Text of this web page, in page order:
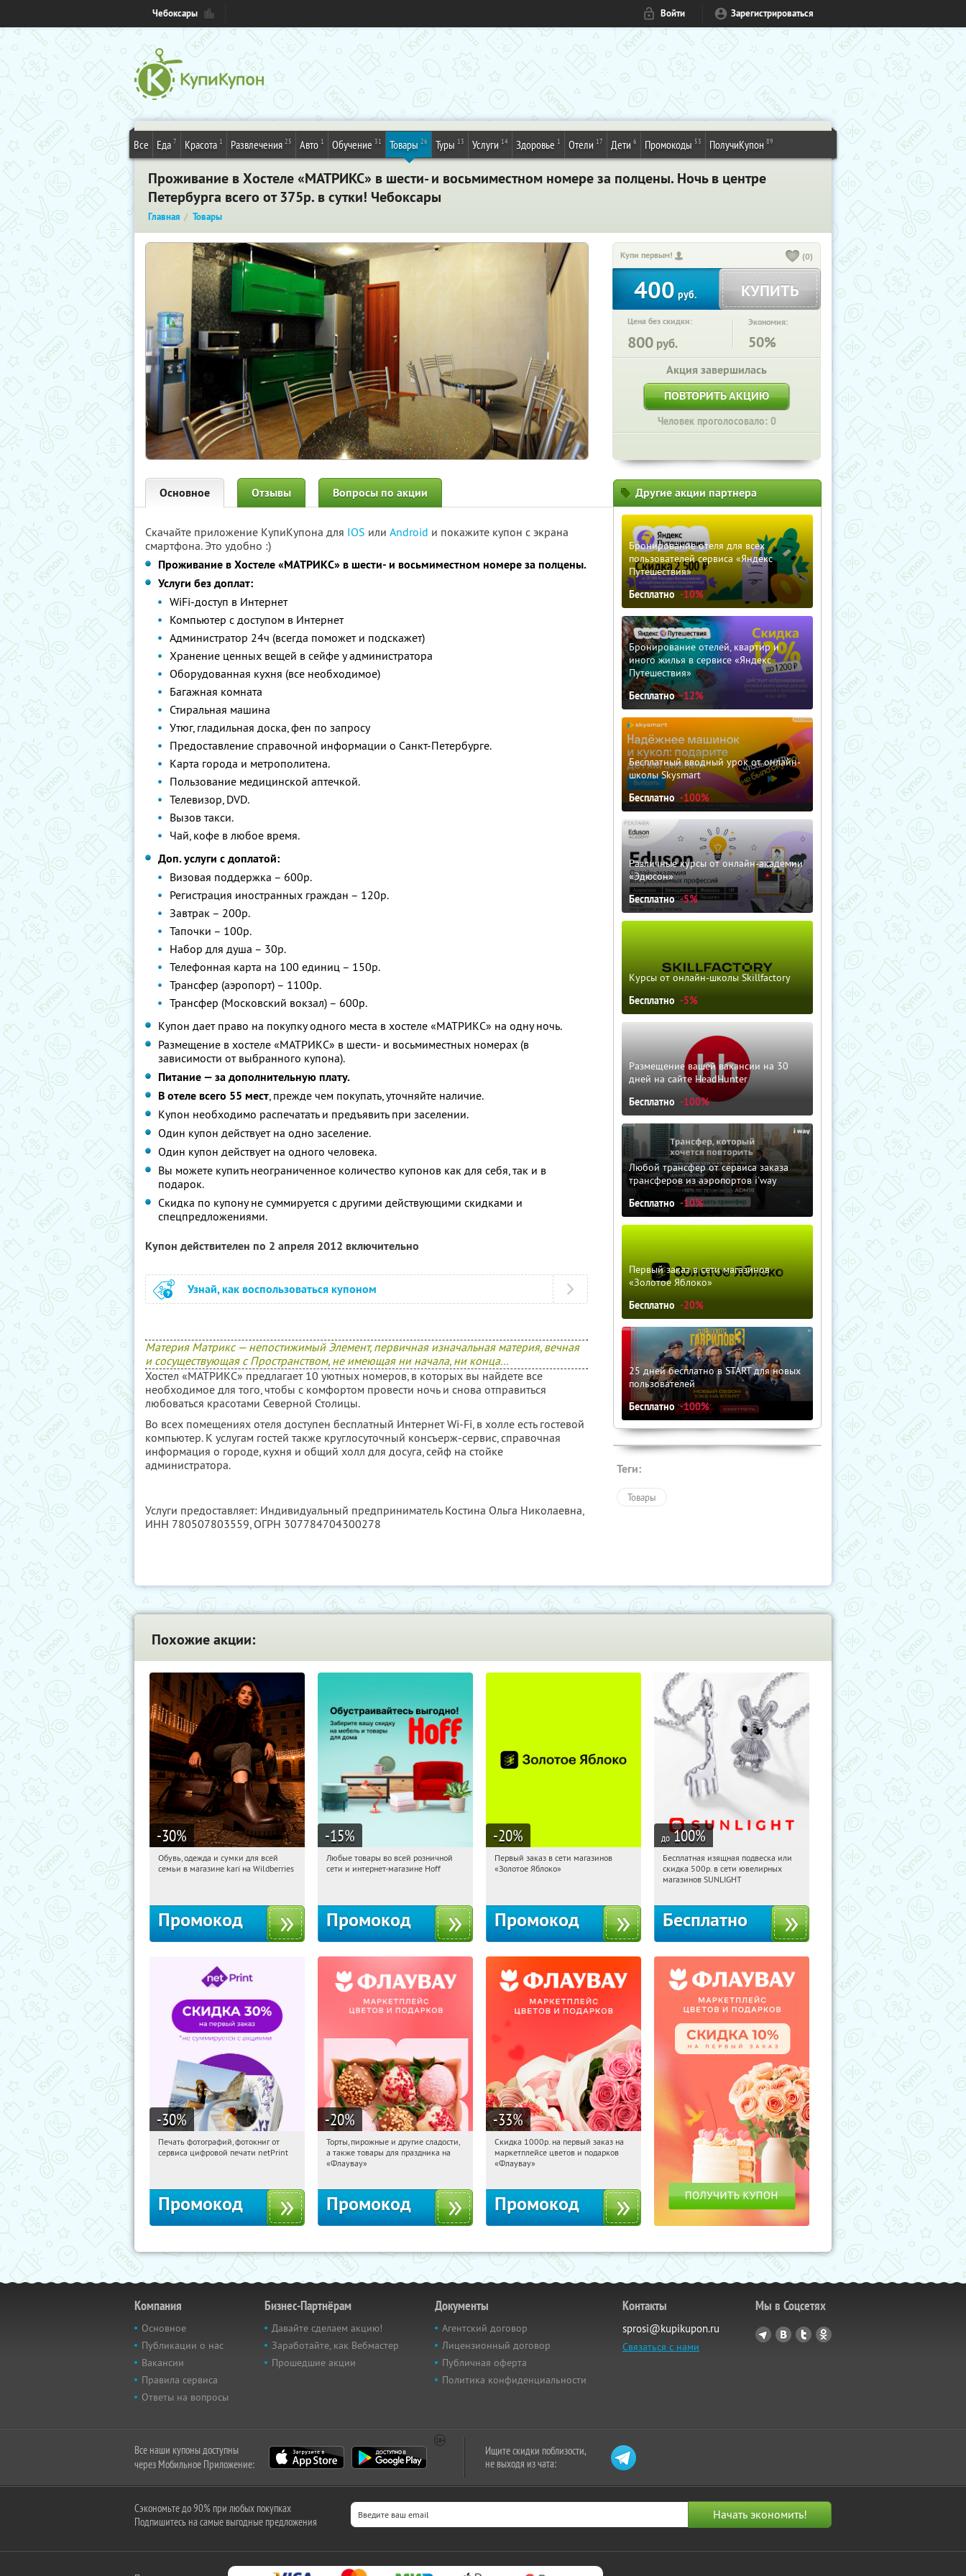
Чебоксары Войти Зарегистрироваться
Все Еда 7 Красота 1 Развлечения 25 Авто 1 Обучение 31 Товары 26 Туры 13 Услуги 14 Здоровье 1 Отели 17 Дети 6 Промокоды 53 ПолучиКупон 89
Проживание в Хостеле «МАТРИКС» в шести- и восьмиместном номере за полцены. Ночь в центре
Петербурга всего от 375р. в сутки! Чебоксары
Главная Товары
Купи первым! (0)
400 руб. КУПИТЬ
Цена без скидки:
800 руб.
Экономия:
50%
Акция завершилась
ПОВТОРИТЬ АКЦИЮ
Человек проголосовало: 0
Основное Отзывы Вопросы по акции
Скачайте приложение КупиКупона для IOS или Android и покажите купон с экрана
смартфона. Это удобно :)
Проживание в Хостеле «МАТРИКС» в шести- и восьмиместном номере за полцены.
Услуги без доплат:
WiFi-доступ в Интернет
Компьютер с доступом в Интернет
Администратор 24ч (всегда поможет и подскажет)
Хранение ценных вещей в сейфе у администратора
Оборудованная кухня (все необходимое)
Багажная комната
Стиральная машина
Утюг, гладильная доска, фен по запросу
Предоставление справочной информации о Санкт-Петербурге.
Карта города и метрополитена.
Пользование медицинской аптечкой.
Телевизор, DVD.
Вызов такси.
Чай, кофе в любое время.
Доп. услуги с доплатой:
Визовая поддержка – 600р.
Регистрация иностранных граждан – 120р.
Завтрак – 200р.
Тапочки – 100р.
Набор для душа – 30р.
Телефонная карта на 100 единиц – 150р.
Трансфер (аэропорт) – 1100р.
Трансфер (Московский вокзал) – 600р.
Купон дает право на покупку одного места в хостеле «МАТРИКС» на одну ночь.
Размещение в хостеле «МАТРИКС» в шести- и восьмиместных номерах (в
зависимости от выбранного купона).
Питание — за дополнительную плату.
В отеле всего 55 мест, прежде чем покупать, уточняйте наличие.
Купон необходимо распечатать и предъявить при заселении.
Один купон действует на одно заселение.
Один купон действует на одного человека.
Вы можете купить неограниченное количество купонов как для себя, так и в
подарок.
Скидка по купону не суммируется с другими действующими скидками и
спецпредложениями.
Купон действителен по 2 апреля 2012 включительно
Узнай, как воспользоваться купоном
Материя Матрикс — непостижимый Элемент, первичная изначальная материя, вечная
и сосуществующая с Пространством, не имеющая ни начала, ни конца...
Хостел «МАТРИКС» предлагает 10 уютных номеров, в которых вы найдете все
необходимое для того, чтобы с комфортом провести ночь и снова отправиться
любоваться красотами Северной Столицы.
Во всех помещениях отеля доступен бесплатный Интернет Wi-Fi, в холле есть гостевой
компьютер. К услугам гостей также круглосуточный консъерж-сервис, справочная
информация о городе, кухня и общий холл для досуга, сейф на стойке
администратора.
Услуги предоставляет: Индивидуальный предприниматель Костина Ольга Николаевна,
ИНН 780507803559, ОГРН 307784704300278
Другие акции партнера
Бронирование отеля для всех
пользователей сервиса «Яндекс
Путешествия»
Бесплатно -10%
Бронирование отелей, квартир и
иного жилья в сервисе «Яндекс
Путешествия»
Бесплатно -12%
Бесплатный вводный урок от онлайн-
школы Skysmart
Бесплатно -100%
Различные курсы от онлайн-академии
«Эдюсон»
Бесплатно -5%
Курсы от онлайн-школы Skillfactory
Бесплатно -5%
Размещение вашей вакансии на 30
дней на сайте HeadHunter
Бесплатно -100%
Любой трансфер от сервиса заказа
трансферов из аэропортов i'way
Бесплатно -10%
Первый заказ в сети магазинов
«Золотое Яблоко»
Бесплатно -20%
25 дней бесплатно в START для новых
пользователей
Бесплатно -100%
Теги:
Товары
Похожие акции:
-30%
16:11:34 Получили:
Обувь, одежда и сумки для всей
семьи в магазине kari на Wildberries
Промокод
-15%
16:11:34 Получили:
Любые товары во всей розничной
сети и интернет-магазине Hoff
Промокод
-20%
16:11:34
Получи первым!
Первый заказ в сети магазинов
«Золотое Яблоко»
Промокод
до 100%
16:11:34 Получили:
Россия
Бесплатная изящная подвеска или
скидка 500р. в сети ювелирных
магазинов SUNLIGHT
Бесплатно
-30%
16:11:34 Получили:
Печать фотографий, фотокниг от
сервиса цифровой печати netPrint
Промокод
-20%
16:11:34 Получили:
Россия
Торты, пирожные и другие сладости,
а также товары для праздника на
«Флаувау»
Промокод
-33%
16:11:34 Получили:
Россия
Скидка 1000р. на первый заказ на
маркетплейсе цветов и подарков
«Флаувау»
Промокод
Компания
Основное
Публикации о нас
Вакансии
Правила сервиса
Ответы на вопросы
Бизнес-Партнёрам
Давайте сделаем акцию!
Заработайте, как Вебмастер
Прошедшие акции
Документы
Агентский договор
Лицензионный договор
Публичная оферта
Политика конфиденциальности
Контакты
sprosi@kupikupon.ru
Связаться с нами
Мы в Соцсетях
Все наши купоны доступны
через Мобильное Приложение:
Ищите скидки поблизости,
не выходя из чата:
Сэкономьте до 90% при любых покупках
Подпишитесь на самые выгодные предложения